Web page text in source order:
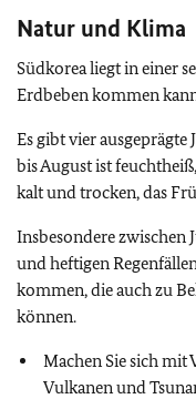
Natur und Klima
Südkorea liegt in einer
Erdbeben kommen
Es gibt vier
bis August ist
kalt und trocken, das
Insbesondere zwischen
und heftigen
kommen, die auch zu
können.
Machen Sie sich mit
Vulkanen und